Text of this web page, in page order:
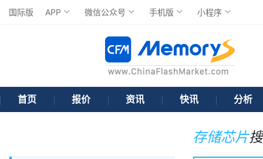
国际版 APP 微信公众号 手机版 小程序
首页 报价 资讯 快讯 分析
存储芯片